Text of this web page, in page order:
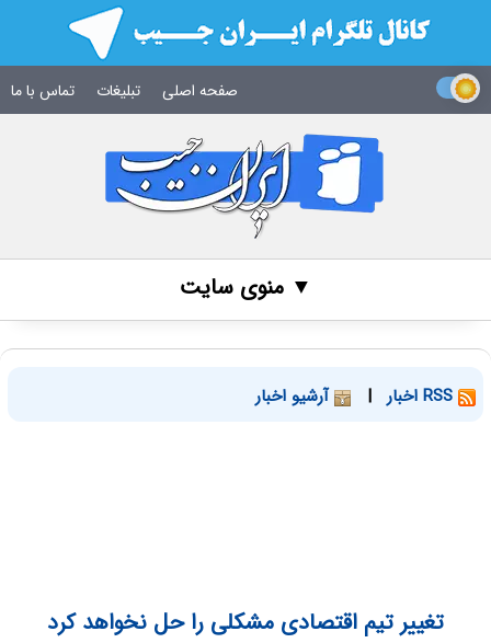
صفحه اصلی تبلیغات تماس با ما
▼ منوی سایت
| آرشیو اخبار
تغییر تیم اقتصادی مشکلی را حل نخواهد کرد